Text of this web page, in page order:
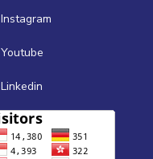
Instagram
Youtube
Linkedin